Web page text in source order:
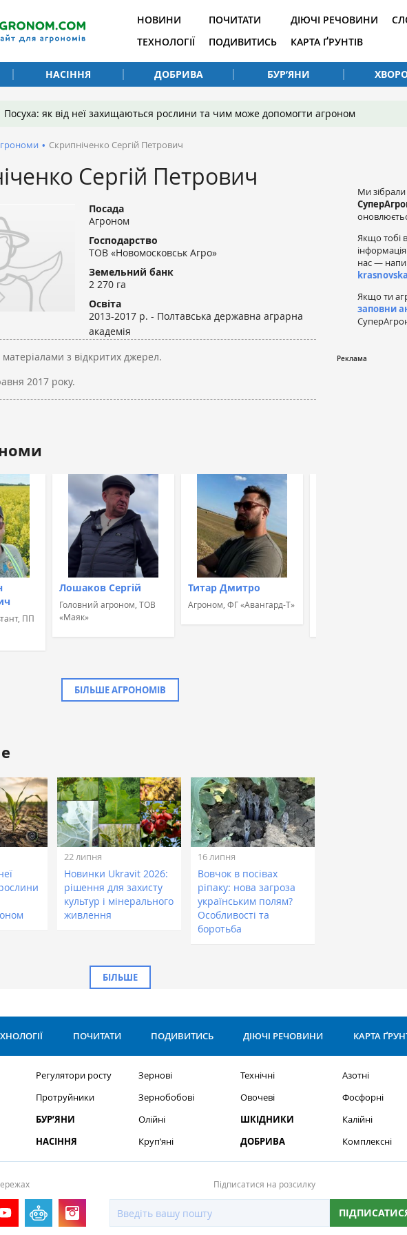
НОВИНИ
ТЕХНОЛОГІЇ
ПОЧИТАТИ
ПОДИВИТИСЬ
ДІЮЧІ РЕЧОВИНИ
КАРТА ҐРУНТІВ
НАСІННЯ ДОБРИВА БУР’ЯНИ
Посуха: як від неї захищаються рослини та чим може допомогти агроном
• Скрипніченко Сергій Петрович
Сергій Петрович
Посада
Агроном
Господарство
ТОВ «Новомосковськ Агро»
Земельний банк
2 270 га
Освіта
2013-2017 р. - Полтавська державна аграрна
академія
матеріалами з відкритих джерел.
2017 року.
ПП
Лошаков Сергій
Головний агроном, ТОВ
«Маяк»
Титар Дмитро
Агроном, ФГ «Авангард-Т»
ТОВ
БІЛЬШЕ АГРОНОМІВ
22 липня
Новинки Ukravit 2026:
рішення для захисту
культур і мінерального
живлення
16 липня
Вовчок в посівах
ріпаку: нова загроза
українським полям?
Особливості та
боротьба
БІЛЬШЕ
Ми зібрали
Якщо тобі
нас —
Якщо ти
заповни
ПОЧИТАТИ ПОДИВИТИСЬ ДІЮЧІ РЕЧОВИНИ КАРТА
Регулятори росту
Протруйники
БУР’ЯНИ
НАСІННЯ
Зернові
Зернобобові
Олійні
Круп’яні
Технічні
Овочеві
ШКІДНИКИ
ДОБРИВА
Азотні
Фосфорні
Калійні
Комплексні
Підписатися на розсилку